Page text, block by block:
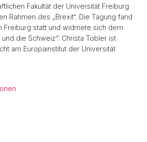
Fakultät der Universität Freiburg
Rahmen des „Brexit“. Die Tagung fand
Freiburg statt und widmete sich dem
die Schweiz“. Christa Tobler ist
am Europainstitut der Universität